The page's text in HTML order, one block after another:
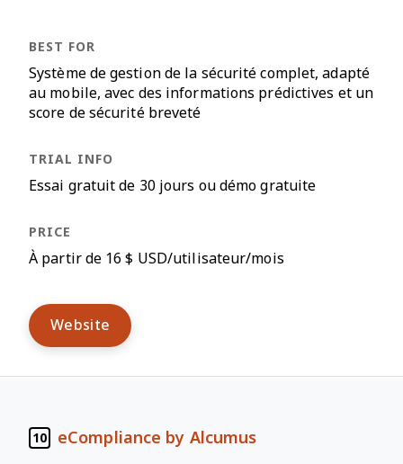
Système de gestion de la sécurité complet, adapté
au mobile, avec des informations prédictives et un
score de sécurité breveté
Essai gratuit de 30 jours ou démo gratuite
À partir de 16 $ USD/utilisateur/mois
Website
10 eCompliance by Alcumus